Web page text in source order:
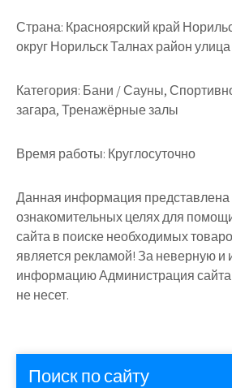
Страна: Красноярский край
округ Норильск Талнах район
Категория: Бани / Сауны,
загара, Тренажёрные залы
Время работы: Круглосуточно
Данная информация представлена
ознакомительных целях для
сайта в поиске необходимых
является рекламой! За неверную
информацию Администрация сайта
не несет.
Поиск по сайту